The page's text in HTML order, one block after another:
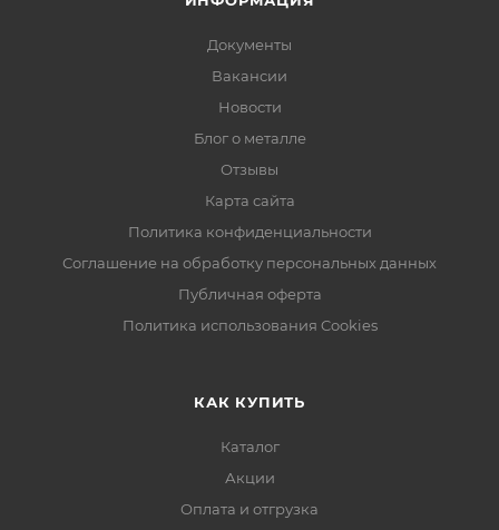
Документы
Вакансии
Новости
Блог о металле
Отзывы
Карта сайта
Политика конфиденциальности
Соглашение на обработку персональных данных
Публичная оферта
Политика использования Cookies
КАК КУПИТЬ
Каталог
Акции
Оплата и отгрузка